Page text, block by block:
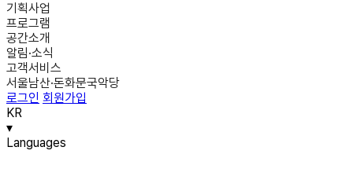
기획사업
프로그램
공간소개
알림·소식
고객서비스
서울남산·돈화문국악당
로그인 회원가입
KR
▾
Languages